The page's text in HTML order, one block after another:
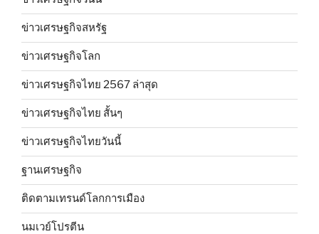
ข่าวเศรษฐกิจสหรัฐ
ข่าวเศรษฐกิจโลก
ข่าวเศรษฐกิจไทย 2567 ล่าสุด
ข่าวเศรษฐกิจไทย สั้นๆ
ข่าวเศรษฐกิจไทยวันนี้
ฐานเศรษฐกิจ
ติดตามเทรนด์โลกการเมือง
นมเวย์โปรตีน